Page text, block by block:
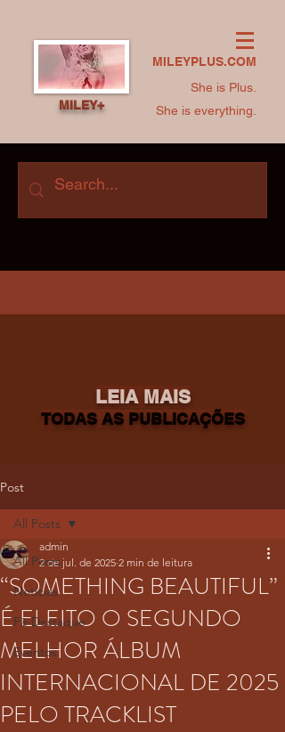
MILEYPLUS.COM
She is Plus.
She is everything.
MILEY+
LEIA MAIS
TODAS AS PUBLICAÇÕES
Post
All Posts
Notícias
Fã-Destaque
Eventos
All Posts
“SOMETHING BEAUTIFUL”
É ELEITO O SEGUNDO
MELHOR ÁLBUM
INTERNACIONAL DE 2025
PELO TRACKLIST
admin
2 de jul. de 2025 2 min de leitura